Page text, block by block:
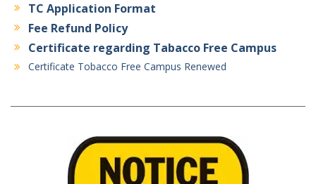
TC Application Format
Fee Refund Policy
Certificate regarding Tabacco Free Campus
Certificate Tobacco Free Campus Renewed